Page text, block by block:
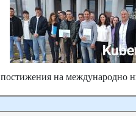
постижения на международно